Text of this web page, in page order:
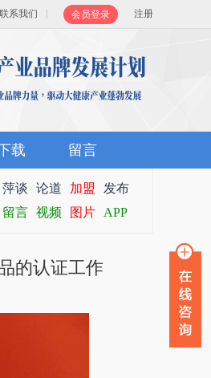
会员登录 注册
联系我们
载 留言
萍谈 论道 加盟
发布
留言 视频 图片 APP
的认证工作